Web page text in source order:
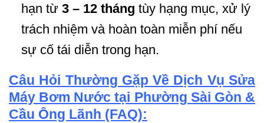
hạn từ 3 – 12 tháng tùy hạng mục, xử lý
trách nhiệm và hoàn toàn miễn phí nếu
sự cố tái diễn trong hạn.
Câu Hỏi Thường Gặp Về Dịch Vụ Sửa
Máy Bơm Nước tại Phường Sài Gòn &
Cầu Ông Lãnh (FAQ):